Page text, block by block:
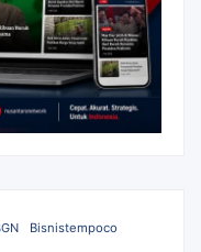
Bisnistempoco